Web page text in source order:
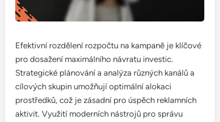
Efektivní rozdělení rozpočtu na kampaně je klíčové
pro dosažení maximálního návratu investic.
Strategické plánování a analýza různých kanálů a
cílových skupin umožňují optimální alokaci
prostředků, což je zásadní pro úspěch reklamních
aktivit. Využití moderních nástrojů pro správu